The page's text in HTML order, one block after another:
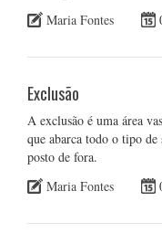
Maria Fontes
Exclusão
A exclusão é uma área
que abarca todo o tipo
posto de fora.
Maria Fontes